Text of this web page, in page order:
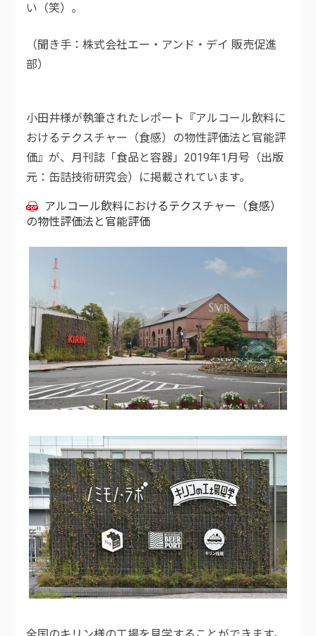
い（笑）。
（聞き手：株式会社エー・アンド・デイ 販売促進
部）
小田井様が執筆されたレポート『アルコール飲料に
おけるテクスチャー（食感）の物性評価法と官能評
価』が、月刊誌「食品と容器」2019年1月号（出版
元：缶詰技術研究会）に掲載されています。
アルコール飲料におけるテクスチャー（食感）
の物性評価法と官能評価